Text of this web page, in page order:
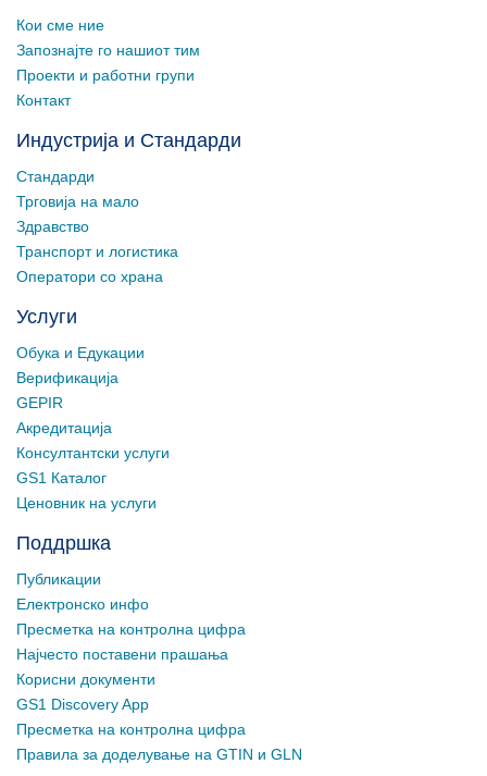
Кои сме ние
Запознајте го нашиот тим
Проекти и работни групи
Контакт
Индустрија и Стандарди
Стандарди
Трговија на мало
Здравство
Транспорт и логистика
Оператори со храна
Услуги
Обука и Едукации
Верификација
GEPIR
Акредитација
Консултантски услуги
GS1 Каталог
Ценовник на услуги
Поддршка
Публикации
Електронско инфо
Пресметка на контролна цифра
Најчесто поставени прашања
Корисни документи
GS1 Discovery App
Пресметка на контролна цифра
Правила за доделување на GTIN и GLN